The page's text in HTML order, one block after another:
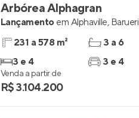
Arbórea Alphagran
Lançamento em Alphaville, Barueri
231 a 578 m²
3 e 4
3 a 6
3 e 4
Venda a partir de
R$ 3.104.200